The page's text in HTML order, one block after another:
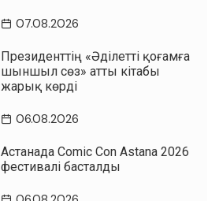
07.08.2026
Президенттің «Әділетті қоғамға
шыншыл сөз» атты кітабы
жарық көрді
06.08.2026
Астанада Comic Con Astana 2026
фестивалі басталды